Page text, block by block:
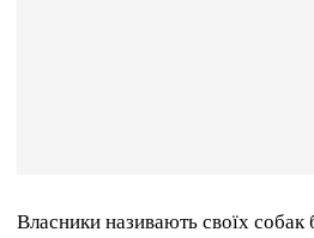
Власники називають своїх собак